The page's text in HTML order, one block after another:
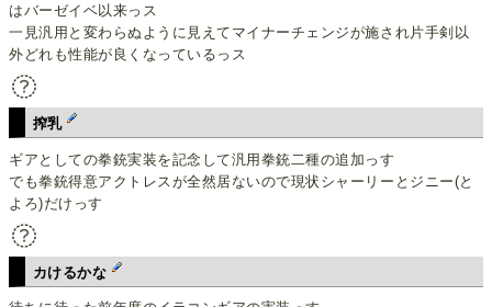
はバーゼイベ以来っス
一見汎用と変わらぬように見えてマイナーチェンジが施され片手剣以
外どれも性能が良くなっているっス
搾乳
ギアとしての拳銃実装を記念して汎用拳銃二種の追加っす
でも拳銃得意アクトレスが全然居ないので現状シャーリーとジニー(と
よろ)だけっす
カけるかな